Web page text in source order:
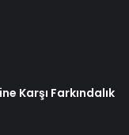
Karşı Farkındalık